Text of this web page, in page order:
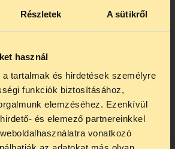
Részletek A sütikről
használ
tartalmak és hirdetések személyre
funkciók biztosításához,
elemzéséhez. Ezenkívül
és elemező partnereinkkel
vonatkozó
is “kell foglalkozni
kihúztak az állam
közzétette a
eljáró ügyvédek
összeget, amelyet az
fogvatartott ügyfeleik. Az
az Igazságügyi
fordult azzal a kérdéssel,
e a ki ezek az adatok, s